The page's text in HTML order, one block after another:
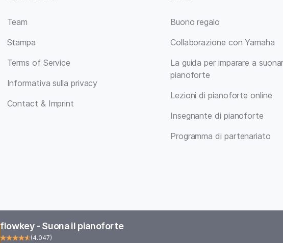
Team
Stampa
Terms of Service
Informativa sulla privacy
Contact & Imprint
Buono regalo
Collaborazione con Yamaha
La guida per imparare a
pianoforte
Lezioni di pianoforte online
Insegnante di pianoforte
Programma di partenariato
flowkey - Suona il pianoforte
(4.047)